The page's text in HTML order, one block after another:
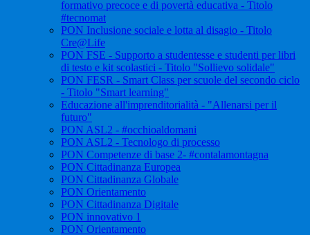
formativo precoce e di povertà educativa - Titolo
#tecnomat
PON Inclusione sociale e lotta al disagio - Titolo
Cre@Life
PON FSE - Supporto a studentesse e studenti per libri
di testo e kit scolastici - Titolo "Sollievo solidale"
PON FESR - Smart Class per scuole del secondo ciclo
- Titolo "Smart learning"
Educazione all'imprenditorialità - "Allenarsi per il
futuro"
PON ASL2 - #occhioaldomani
PON ASL2 - Tecnologo di processo
PON Competenze di base 2- #contalamontagna
PON Cittadinanza Europea
PON Cittadinanza Globale
PON Orientamento
PON Cittadinanza Digitale
PON innovativo 1
PON Orientamento